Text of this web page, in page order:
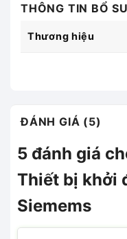
THÔNG TIN BỔ
Thương hiệu
ĐÁNH GIÁ (5)
5 đánh giá
Thiết bị khởi
Siemems